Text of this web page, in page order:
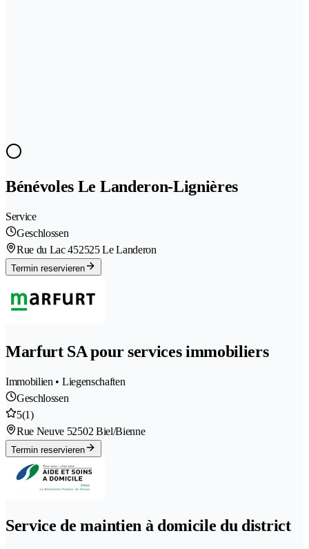
Bénévoles Le Landeron-Lignières
Service
Geschlossen
Rue du Lac 452525 Le Landeron
Termin reservieren
Marfurt SA pour services immobiliers
Immobilien • Liegenschaften
Geschlossen
5(1)
Rue Neuve 52502 Biel/Bienne
Termin reservieren
Service de maintien à domicile du district